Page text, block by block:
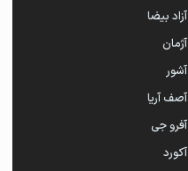
آزاد بیضا
آژمان
آشور
آصف آریا
آفرو جی
آکورد